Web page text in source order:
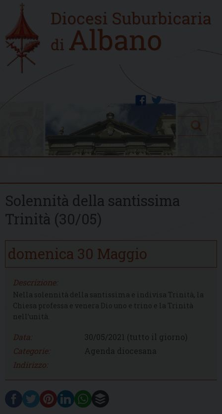
content
Home
new
twitter
facebook
Search
Solennità della santissima
Trinità (30/05)
domenica 30 Maggio
Descrizione:
Nella solennità della santissima e indivisa Trinità, la
Chiesa professa e venera Dio uno e trino e la Trinità
nell’unità.
Data: 30/05/2021 (tutto il giorno)
Categorie:
Agenda diocesana
Indirizzo: